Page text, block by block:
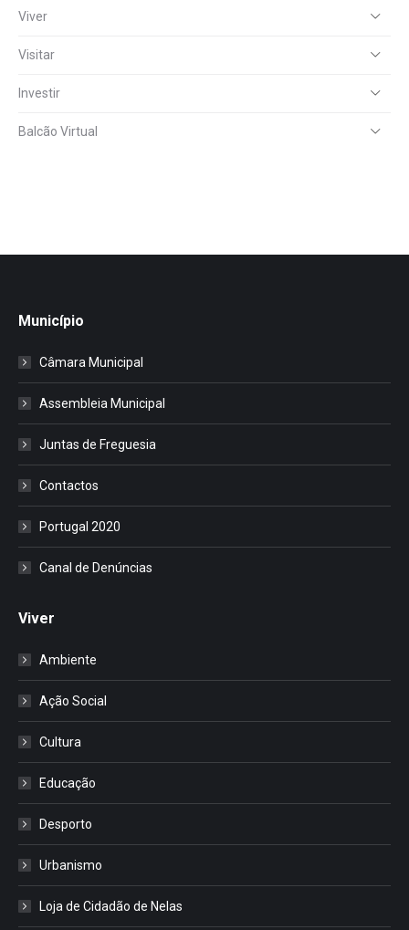
Viver
Visitar
Investir
Balcão Virtual
Município
Câmara Municipal
Assembleia Municipal
Juntas de Freguesia
Contactos
Portugal 2020
Canal de Denúncias
Viver
Ambiente
Ação Social
Cultura
Educação
Desporto
Urbanismo
Loja de Cidadão de Nelas